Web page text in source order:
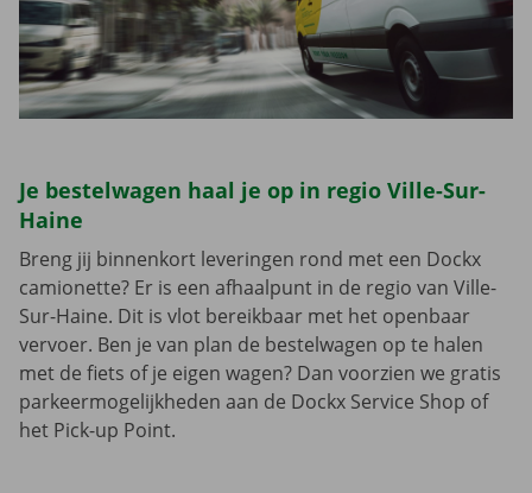
Je bestelwagen haal je op in regio Ville-Sur-
Haine
Breng jij binnenkort leveringen rond met een Dockx
camionette? Er is een afhaalpunt in de regio van Ville-
Sur-Haine. Dit is vlot bereikbaar met het openbaar
vervoer. Ben je van plan de bestelwagen op te halen
met de fiets of je eigen wagen? Dan voorzien we gratis
parkeermogelijkheden aan de Dockx Service Shop of
het Pick-up Point.